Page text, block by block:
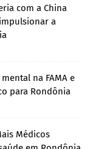
com a China
a
na FAMA e
para Rondônia
Médicos